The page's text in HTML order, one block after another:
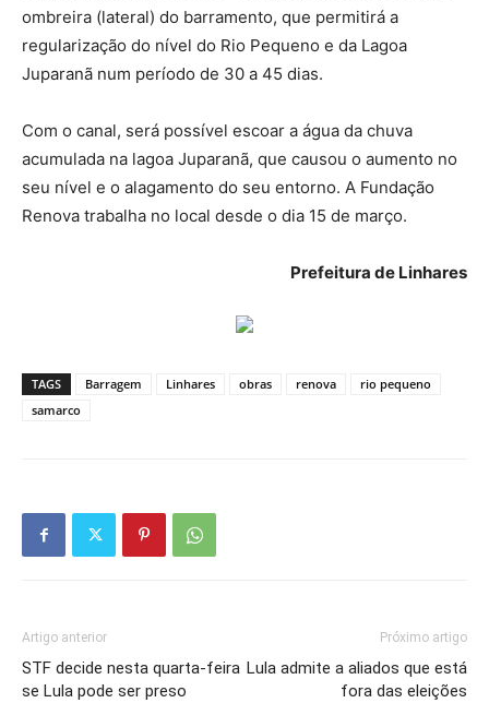
ombreira (lateral) do barramento, que permitirá a
regularização do nível do Rio Pequeno e da Lagoa
Juparanã num período de 30 a 45 dias.
Com o canal, será possível escoar a água da chuva
acumulada na lagoa Juparanã, que causou o aumento no
seu nível e o alagamento do seu entorno. A Fundação
Renova trabalha no local desde o dia 15 de março.
Prefeitura de Linhares
TAGS Barragem Linhares obras renova
rio pequeno
samarco
Artigo anterior
STF decide nesta quarta-feira
se Lula pode ser preso
Próximo artigo
Lula admite a aliados que está
fora das eleições